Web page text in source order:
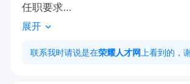
任职要求
1. 具备良好沟通能力，服务意识强，
2. 有医院或居家护理经验者优先。
展开
联系我时请说是在荣耀人才网 上看到的，